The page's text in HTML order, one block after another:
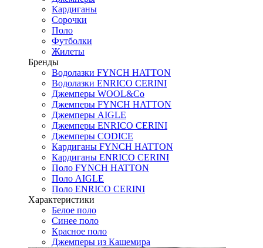
Кардиганы
Сорочки
Поло
Футболки
Жилеты
Бренды
Водолазки FYNCH HATTON
Водолазки ENRICO CERINI
Джемперы WOOL&Co
Джемперы FYNCH HATTON
Джемперы AIGLE
Джемперы ENRICO CERINI
Джемперы CODICE
Кардиганы FYNCH HATTON
Кардиганы ENRICO CERINI
Поло FYNCH HATTON
Поло AIGLE
Поло ENRICO CERINI
Характеристики
Белое поло
Синее поло
Красное поло
Джемперы из Кашемира